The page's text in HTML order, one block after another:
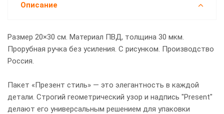
Описание
Размер 20×30 см. Материал ПВД, толщина 30 мкм.
Прорубная ручка без усиления. С рисунком. Производство
Россия.
Пакет «Презент стиль» — это элегантность в каждой
детали. Строгий геометрический узор и надпись "Present"
делают его универсальным решением для упаковки